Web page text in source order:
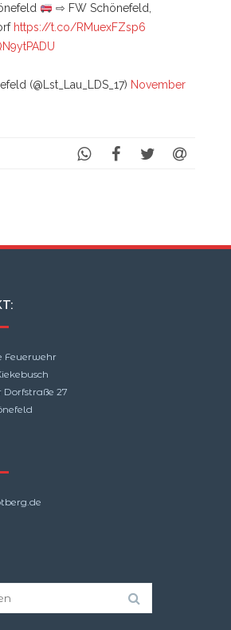
⇨ FW Schönefeld,
https://t.co/RMuexFZsp6
(@Lst_Lau_LDS_17) November
Feuerwehr
Dorfstraße 27